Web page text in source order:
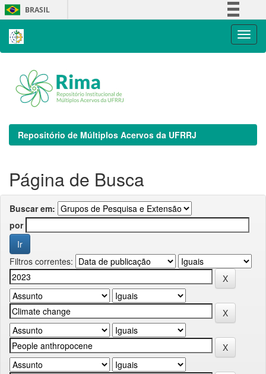
Skip
navigation
BRASIL
Repositório de Múltiplos Acervos da UFRRJ
Página de Busca
Buscar em:
por
Filtros correntes: